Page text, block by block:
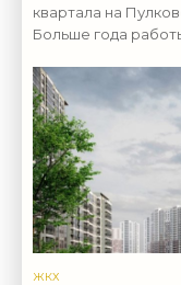
квартала на
Больше года
право.
ЖКХ